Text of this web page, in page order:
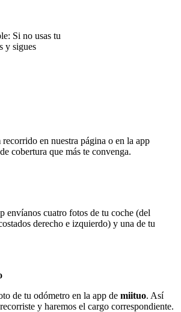
Si no usas tu
y sigues
en nuestra página o en la app
cobertura que más te convenga.
envíanos cuatro fotos de tu coche (del
derecho e izquierdo) y una de tu
de tu odómetro en la app de miituo. Así
y haremos el cargo correspondiente.